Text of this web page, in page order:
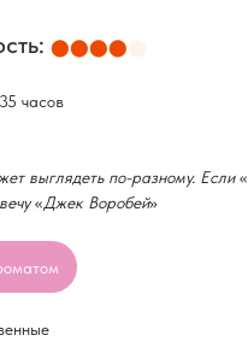
⬤⬤⬤⬤
часов
выглядеть по-разному. Если«
«Джек Воробей»